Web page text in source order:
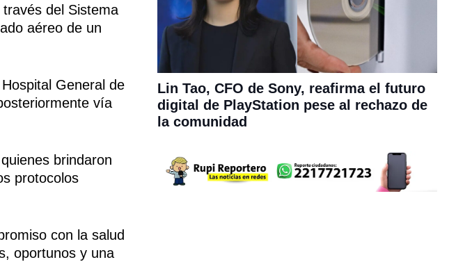
del Sistema
aéreo de un
General de
vía
brindaron
protocolos
con la salud
oportunos y una
Lin Tao, CFO de Sony, reafirma el futuro
digital de PlayStation pese al rechazo de
la comunidad